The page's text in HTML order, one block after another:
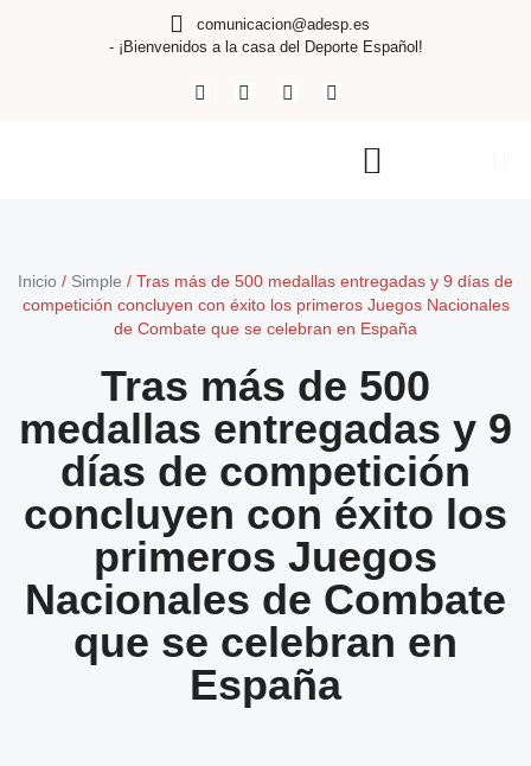
comunicacion@adesp.es
- ¡Bienvenidos a la casa del Deporte Español!
Inicio / Simple / Tras más de 500 medallas entregadas y 9 días de
competición concluyen con éxito los primeros Juegos Nacionales
de Combate que se celebran en España
Tras más de 500
medallas entregadas y 9
días de competición
concluyen con éxito los
primeros Juegos
Nacionales de Combate
que se celebran en
España